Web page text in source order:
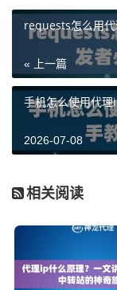
requests怎么用
« 上一篇
手机怎么使用代
2026-07-08
相关阅读